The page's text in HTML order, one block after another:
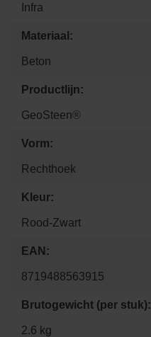
Infra
Materiaal:
Beton
Productlijn:
GeoSteen®
Vorm:
Rechthoek
Kleur:
Rood-Zwart
EAN:
8719488563915
Brutogewicht (per stuk):
2.6 kg